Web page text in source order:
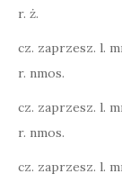
r. ż.
cz. zaprzesz. l.
r. nmos.
cz. zaprzesz. l.
r. nmos.
cz. zaprzesz. l.